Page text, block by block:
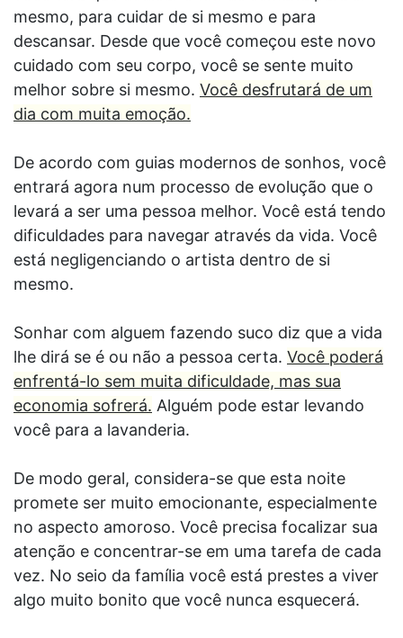
mesmo, para cuidar de si mesmo e para
descansar. Desde que você começou este novo
cuidado com seu corpo, você se sente muito
melhor sobre si mesmo. Você desfrutará de um
dia com muita emoção.
De acordo com guias modernos de sonhos, você
entrará agora num processo de evolução que o
levará a ser uma pessoa melhor. Você está tendo
dificuldades para navegar através da vida. Você
está negligenciando o artista dentro de si
mesmo.
Sonhar com alguem fazendo suco diz que a vida
lhe dirá se é ou não a pessoa certa. Você poderá
enfrentá-lo sem muita dificuldade, mas sua
economia sofrerá. Alguém pode estar levando
você para a lavanderia.
De modo geral, considera-se que esta noite
promete ser muito emocionante, especialmente
no aspecto amoroso. Você precisa focalizar sua
atenção e concentrar-se em uma tarefa de cada
vez. No seio da família você está prestes a viver
algo muito bonito que você nunca esquecerá.